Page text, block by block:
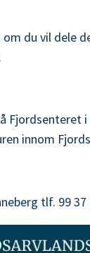
du vil dele
Fjordsenteret
innom
tlf. 99 37